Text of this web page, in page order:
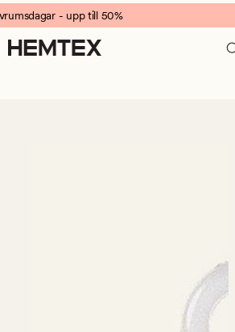
- upp till 50%